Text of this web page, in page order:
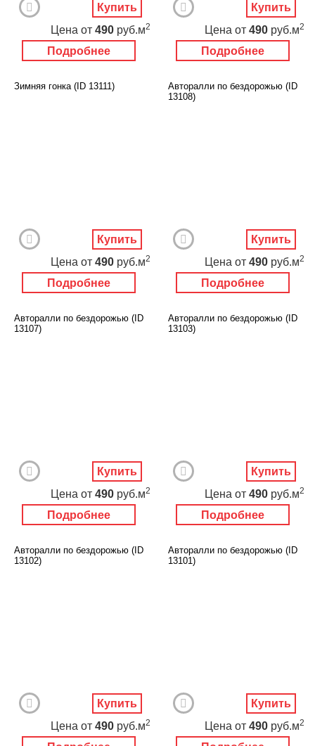
Подробнее
Цена от 490 руб.м2
Купить
Подробнее
Цена от 490 руб.м2
Купить
Зимняя гонка (ID 13111)
Подробнее
Цена от 490 руб.м2
Купить
Авторалли по бездорожью (ID
13108)
Подробнее
Цена от 490 руб.м2
Купить
Авторалли по бездорожью (ID
13107)
Подробнее
Цена от 490 руб.м2
Купить
Авторалли по бездорожью (ID
13103)
Подробнее
Цена от 490 руб.м2
Купить
Авторалли по бездорожью (ID
13102)
Цена от 490 руб.м2
Купить
Авторалли по бездорожью (ID
13101)
Цена от 490 руб.м2
Купить